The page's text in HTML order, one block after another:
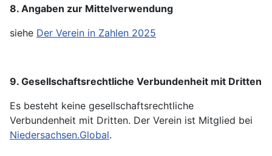
8. Angaben zur Mittelverwendung
siehe Der Verein in Zahlen 2025
9. Gesellschaftsrechtliche Verbundenheit mit Dritten
Es besteht keine gesellschaftsrechtliche
Verbundenheit mit Dritten. Der Verein ist Mitglied bei
Niedersachsen.Global.